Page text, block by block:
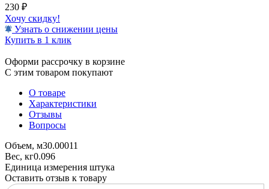
230 ₽
Хочу скидку!
Узнать о снижении цены
Купить в 1 клик
Оформи рассрочку в корзине
С этим товаром покупают
О товаре
Характеристики
Отзывы
Вопросы
Объем, м30.00011
Вес, кг0.096
Единица измерения штука
Оставить отзыв к товару